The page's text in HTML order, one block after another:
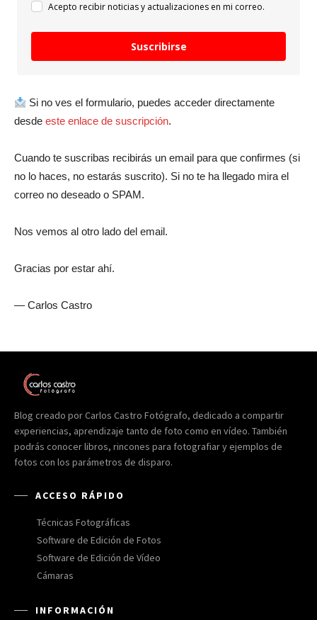
Acepto recibir noticias y actualizaciones en mi correo.
Suscribirse
Si no ves el formulario, puedes acceder directamente
desde este enlace de suscripción.
Cuando te suscribas recibirás un email para que confirmes (si
no lo haces, no estarás suscrito). Si no te ha llegado mira el
correo no deseado o SPAM.
Nos vemos al otro lado del email.
Gracias por estar ahí.
— Carlos Castro
Blog creado por Carlos Castro Fotógrafo, dedicado a compartir
experiencias, aprendizaje tanto de foto como en vídeo. También
podrás conocer libros, rincones para fotografiar y ejemplos de
fotos con los parámetros de disparo.
ACCESO RÁPIDO
Técnicas Fotográficas
Software de Edición de Fotos
Software de Edición de Vídeo
Cámaras
INFORMACIÓN